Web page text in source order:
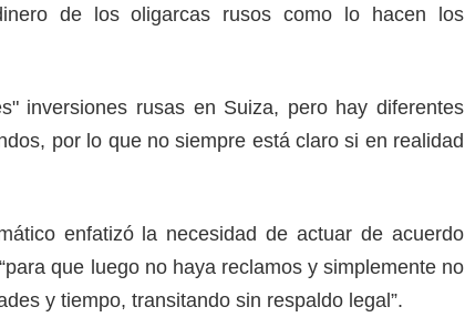
de los oligarcas rusos como lo hacen los
inversiones rusas en Suiza, pero hay diferentes
por lo que no siempre está claro si en realidad
enfatizó la necesidad de actuar de acuerdo
que luego no haya reclamos y simplemente no
y tiempo, transitando sin respaldo legal”.